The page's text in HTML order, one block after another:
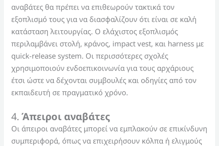
αναβάτες θα πρέπει να επιθεωρούν τακτικά τον
εξοπλισμό τους για να διασφαλίζουν ότι είναι σε καλή
κατάσταση λειτουργίας. Ο ελάχιστος εξοπλισμός
περιλαμβάνει στολή, κράνος, impact vest, και harness με
quick-release system. Οι περισσότερες σχολές
χρησιμοποιούν ενδοεπικοινωνία για τους αρχάριους
έτσι ώστε να δέχονται συμβουλές και οδηγίες από τον
εκπαιδευτή σε πραγματικό χρόνο.
4.Άπειροι αναβάτες
Οι άπειροι αναβάτες μπορεί να εμπλακούν σε επικίνδυνη
συμπεριφορά, όπως να επιχειρήσουν κόλπα ή ελιγμούς